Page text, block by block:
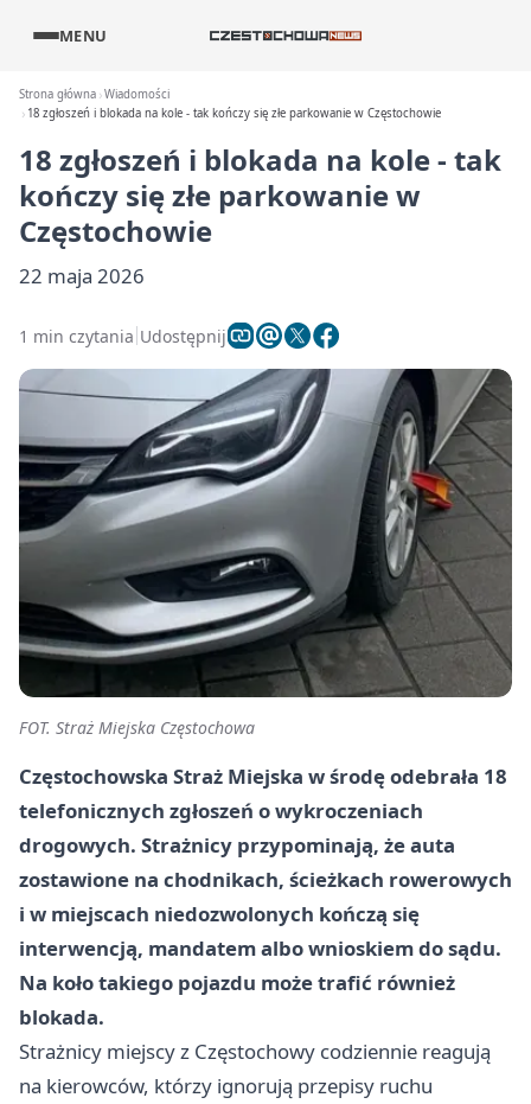
MENU
Strona główna Wiadomości
18 zgłoszeń i blokada na kole - tak kończy się złe parkowanie w Częstochowie
18 zgłoszeń i blokada na kole - tak
kończy się złe parkowanie w
Częstochowie
22 maja 2026
1 min czytania Udostępnij
FOT. Straż Miejska Częstochowa
Częstochowska Straż Miejska w środę odebrała 18
telefonicznych zgłoszeń o wykroczeniach
drogowych. Strażnicy przypominają, że auta
zostawione na chodnikach, ścieżkach rowerowych
i w miejscach niedozwolonych kończą się
interwencją, mandatem albo wnioskiem do sądu.
Na koło takiego pojazdu może trafić również
blokada.
Strażnicy miejscy z Częstochowy codziennie reagują
na kierowców, którzy ignorują przepisy ruchu